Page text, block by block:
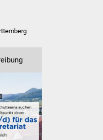
und Jugendliche